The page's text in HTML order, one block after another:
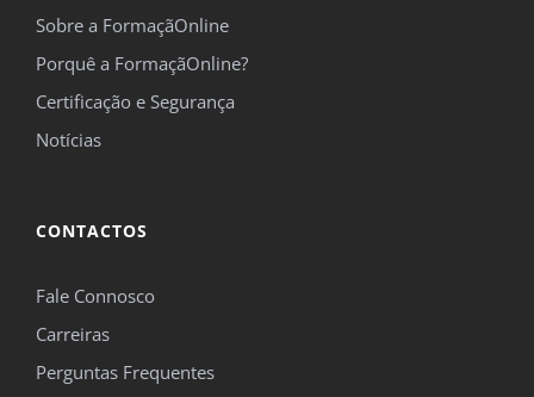
Sobre a FormaçãOnline
Porquê a FormaçãOnline?
Certificação e Segurança
Notícias
CONTACTOS
Fale Connosco
Carreiras
Perguntas Frequentes